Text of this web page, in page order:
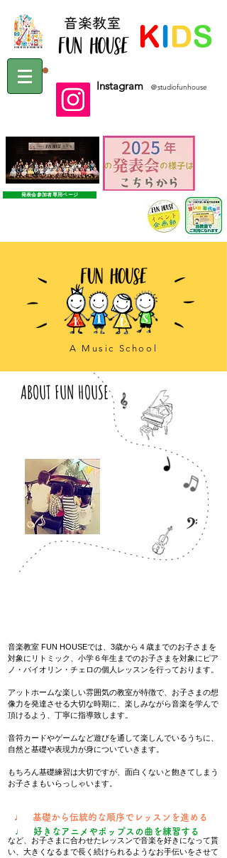
Instagram ＠studiofunhouse
発表会参加者専用ページ
A Music School
ABOUT FUN HOUSE
音楽教室 FUN HOUSEでは、3歳から４歳までのお子さまを
対象にリトミック、小学６年生までのお子さまを対象にピア
ノ・バイオリン・チェロの個人レッスンを行っております。
アットホームな楽しい雰囲気の教室が特徴で、お子さまの想
像力を発達させる大切な時期に、楽しみながら音楽を学んで
頂けるよう、丁寧に指導致します。
音符カードやゲームなど遊びを通して楽しんでいるうちに、
自然と基礎や表現力が身についていきます。
もちろん基礎練習は大切ですが、面白くないと飽きてしまう
お子さまもいらっしゃいます。
など、お子さまに合わせたレッスンで音楽を好きになって貰
い、大きくなるまで長く続けられるようなお手伝いをさせて
♩ 基礎から伝統的な順序でレッスンを進める
♩ 好きなアニメやポップスの曲を練習する